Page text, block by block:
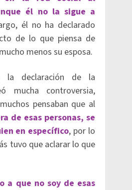
él no la sigue a
él no ha declarado
de lo que piensa de
menos su esposa.
la declaración de la
mucha controversia,
pensaban que al
de esas personas, se
en específico, por lo
tuvo que aclarar lo que
a que no soy de esas